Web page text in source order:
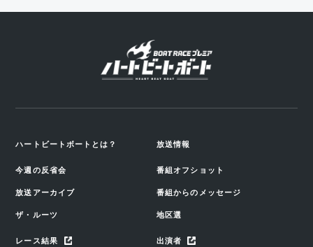
ハートビートボートとは？ 放送情報
今週の反省会 番組オフショット
放送アーカイブ 番組からのメッセージ
ザ・ルーツ 地区選
レース結果 出演者